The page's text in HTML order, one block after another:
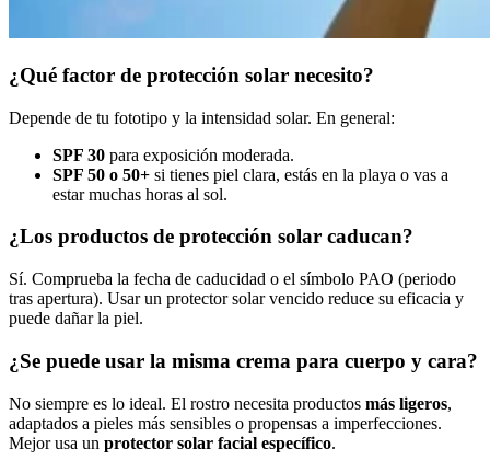
¿Qué factor de protección solar necesito?
Depende de tu fototipo y la intensidad solar. En general:
SPF 30 para exposición moderada.
SPF 50 o 50+ si tienes piel clara, estás en la playa o vas a
estar muchas horas al sol.
¿Los productos de protección solar caducan?
Sí. Comprueba la fecha de caducidad o el símbolo PAO (periodo
tras apertura). Usar un protector solar vencido reduce su eficacia y
puede dañar la piel.
¿Se puede usar la misma crema para cuerpo y cara?
No siempre es lo ideal. El rostro necesita productos más ligeros,
adaptados a pieles más sensibles o propensas a imperfecciones.
Mejor usa un protector solar facial específico.